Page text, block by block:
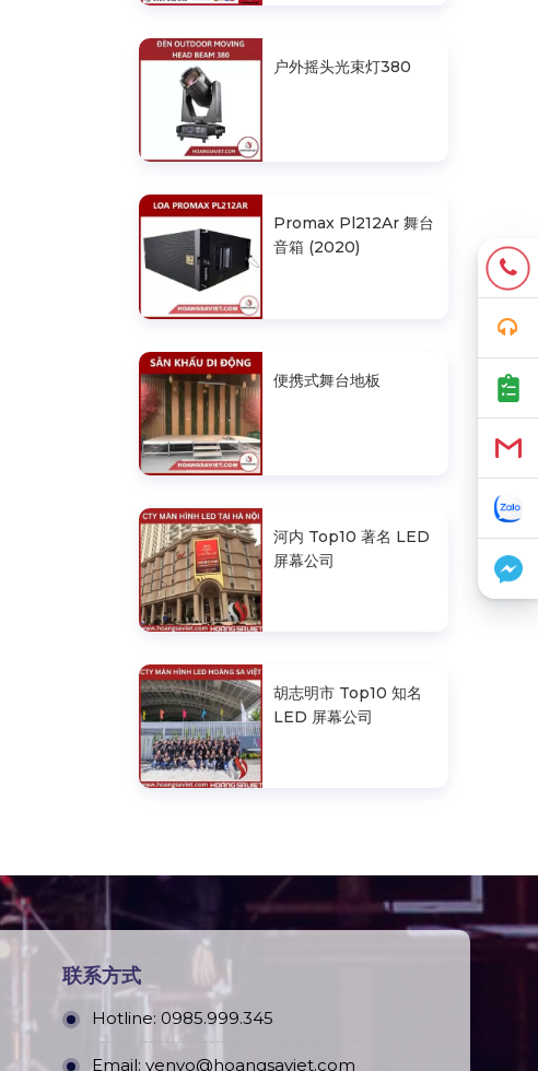
户外摇头光束灯380
Promax Pl212Ar 舞台
音箱 (2020)
便携式舞台地板
河内 Top10 著名 LED
屏幕公司
胡志明市 Top10 知名
LED 屏幕公司
联系方式
Hotline: 0985.999.345
Email: yenvo@hoangsaviet.com